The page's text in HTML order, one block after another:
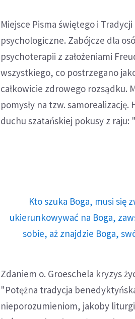
Miejsce Pisma świętego i
psychologiczne. Zabójcze dla
psychoterapii z założeniami
wszystkiego, co postrzegano
całkowicie zdrowego rozsądku.
pomysły na tzw.
duchu szatańskiej pokusy z raju:
Kto szuka Boga, musi się
ukierunkowywać na Boga,
sobie, aż znajdzie Boga,
Zdaniem o. Groeschela kryzys
"Potężna tradycja
nieporozumieniom, jakoby